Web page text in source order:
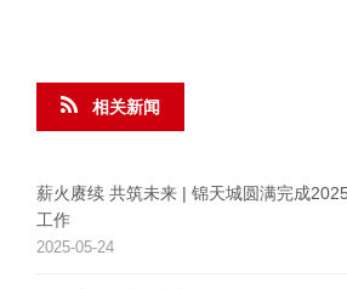
相关新闻
薪火赓续 共筑未来 | 锦天城圆满完成
工作
2025-05-24